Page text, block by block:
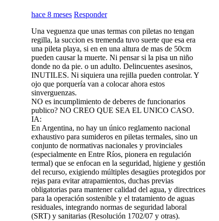
hace 8 meses Responder
Una veguenza que unas termas con piletas no tengan
regilla, la succion es tremenda tuvo suerte que esa era
una pileta playa, si en en una altura de mas de 50cm
pueden causar la muerte. Ni pensar si la pisa un niño
donde no da pie. o un adulto. Delincuentes asesinos,
INUTILES. Ni siquiera una rejilla pueden controlar. Y
ojo que porquería van a colocar ahora estos
sinverguenzas.
NO es incumplimiento de deberes de funcionarios
publico? NO CREO QUE SEA EL UNICO CASO.
IA:
En Argentina, no hay un único reglamento nacional
exhaustivo para sumideros en piletas termales, sino un
conjunto de normativas nacionales y provinciales
(especialmente en Entre Ríos, pionera en regulación
termal) que se enfocan en la seguridad, higiene y gestión
del recurso, exigiendo múltiples desagües protegidos por
rejas para evitar atrapamientos, duchas previas
obligatorias para mantener calidad del agua, y directrices
para la operación sostenible y el tratamiento de aguas
residuales, integrando normas de seguridad laboral
(SRT) y sanitarias (Resolución 1702/07 y otras).